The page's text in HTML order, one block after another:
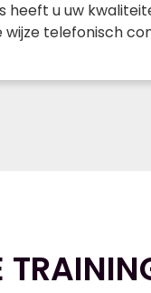
heeft u uw
telefonisch